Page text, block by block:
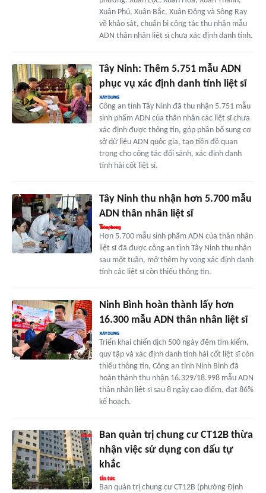
Xuân Phú, Xuân Bắc, Xuân Đông và Sông Ray
về khảo sát, chuẩn bị công tác thu nhận mẫu
ADN thân nhân liệt sĩ chưa xác định danh tính.
Tây Ninh: Thêm 5.751 mẫu ADN
phục vụ xác định danh tính liệt sĩ
Công an tỉnh Tây Ninh đã thu nhận 5.751 mẫu
sinh phẩm ADN của thân nhân các liệt sĩ chưa
xác định được thông tin, góp phần bổ sung cơ
sở dữ liệu ADN quốc gia, tạo tiền đề quan
trọng cho công tác đối sánh, xác định danh
tính hài cốt liệt sĩ.
Tây Ninh thu nhận hơn 5.700 mẫu
ADN thân nhân liệt sĩ
Hơn 5.700 mẫu sinh phẩm ADN của thân nhân
liệt sĩ đã được công an tỉnh Tây Ninh thu nhận
sau một tuần, mở thêm hy vọng xác định danh
tính các liệt sĩ còn thiếu thông tin.
Ninh Bình hoàn thành lấy hơn
16.300 mẫu ADN thân nhân liệt sĩ
Triển khai chiến dịch 500 ngày đêm tìm kiếm,
quy tập và xác định danh tính hài cốt liệt sĩ còn
thiếu thông tin, Công an tỉnh Ninh Bình đã
hoàn thành thu nhận 16.329/18.998 mẫu ADN
thân nhân liệt sĩ sau 8 ngày cao điểm, đạt 86%
kế hoạch.
Ban quản trị chung cư CT12B thừa
nhận việc sử dụng con dấu tự
khắc
Ban quản trị chung cư CT12B (phường Định